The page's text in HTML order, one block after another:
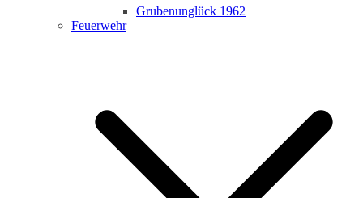
Grubenunglück 1962
Feuerwehr